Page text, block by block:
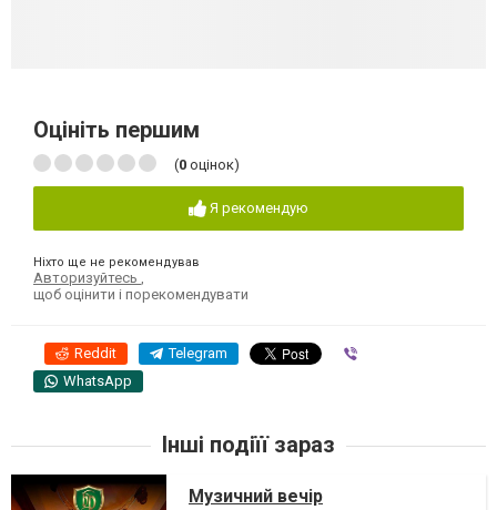
Оцініть першим
(0 оцінок)
Я рекомендую
Ніхто ще не рекомендував
Авторизуйтесь ,
щоб оцінити і порекомендувати
Reddit Telegram
WhatsApp
Інші подіїї зараз
Музичний вечір